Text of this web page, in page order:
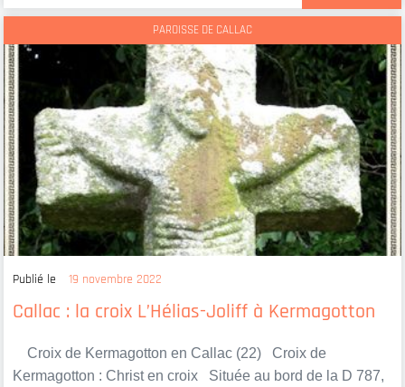
PAROISSE DE CALLAC
Callac : la croix L’Hélias-Joliff à Kermagotton
Publié le 19 novembre 2022
Croix de Kermagotton en Callac (22) Croix de
Kermagotton : Christ en croix Située au bord de la D 787,